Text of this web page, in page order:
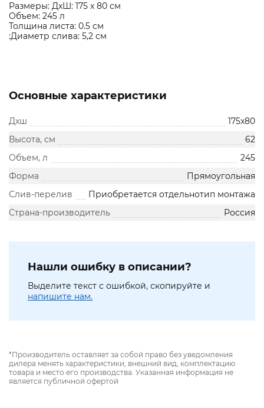
Размеры: ДхШ: 175 x 80 см
Объем: 245 л
Толщина листа: 0.5 см
:Диаметр слива: 5,2 см
Основные характеристики
Дxш
175x80
Высота, см
62
Объем, л
245
Форма
Прямоугольная
Слив-перелив
Приобретается отдельнотип монтажа
Страна-производитель
Россия
Нашли ошибку в описании?
Выделите текст с ошибкой, скопируйте и
напишите нам.
*Производитель оставляет за собой право без уведомления
дилера менять характеристики, внешний вид, комплектацию
товара и место его производства. Указанная информация не
является публичной офертой